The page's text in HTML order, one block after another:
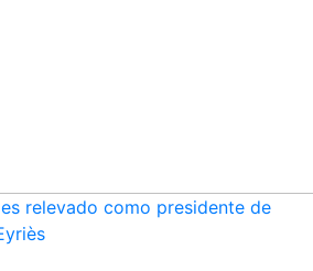
relevado como presidente de